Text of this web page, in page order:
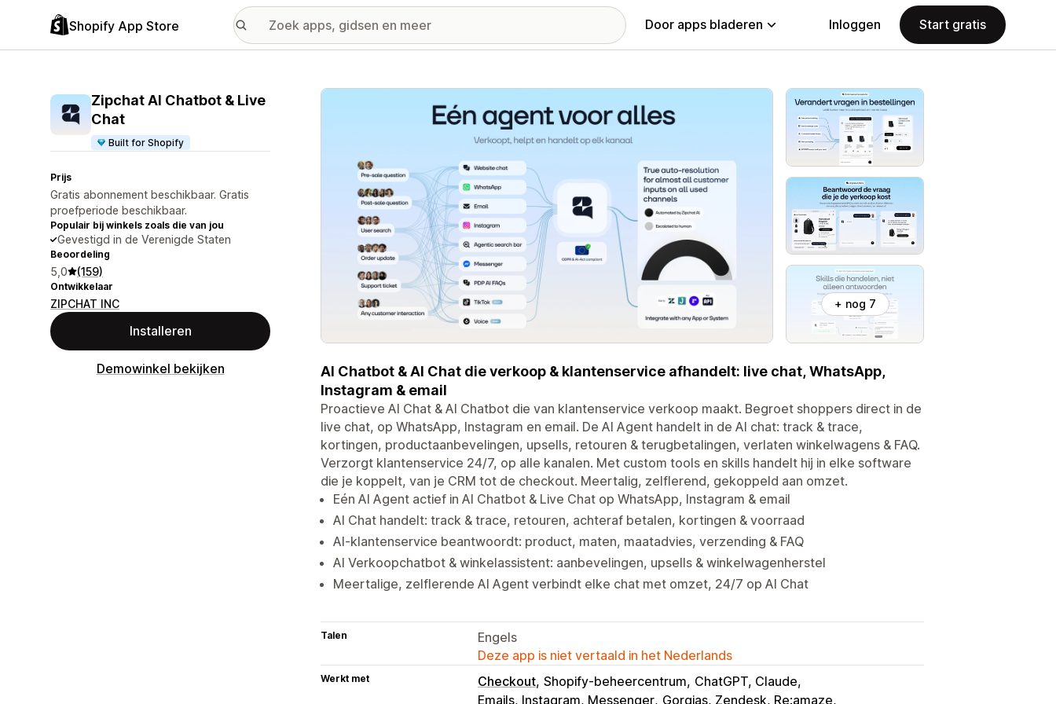
Shopify App Store Door apps bladeren Inloggen Start gratis
Zipchat AI Chatbot & Live
Chat
Built for Shopify
Prijs
Gratis abonnement beschikbaar. Gratis
proefperiode beschikbaar.
Populair bij winkels zoals die van jou
Gevestigd in de Verenigde Staten
Beoordeling
5,0 (159)
Ontwikkelaar
ZIPCHAT INC
Installeren
Demowinkel bekijken
Galerij met uitgelichte afbeeldingen
+ nog 7
AI Chatbot & AI Chat die verkoop & klantenservice afhandelt: live chat, WhatsApp,
Instagram & email
Proactieve AI Chat & AI Chatbot die van klantenservice verkoop maakt. Begroet shoppers direct in de
live chat, op WhatsApp, Instagram en email. De AI Agent handelt in de AI chat: track & trace,
kortingen, productaanbevelingen, upsells, retouren & terugbetalingen, verlaten winkelwagens & FAQ.
Verzorgt klantenservice 24/7, op alle kanalen. Met custom tools en skills handelt hij in elke software
die je koppelt, van je CRM tot de checkout. Meertalig, zelflerend, gekoppeld aan omzet.
Eén AI Agent actief in AI Chatbot & Live Chat op WhatsApp, Instagram & email
AI Chat handelt: track & trace, retouren, achteraf betalen, kortingen & voorraad
AI-klantenservice beantwoordt: product, maten, maatadvies, verzending & FAQ
AI Verkoopchatbot & winkelassistent: aanbevelingen, upsells & winkelwagenherstel
Meertalige, zelflerende AI Agent verbindt elke chat met omzet, 24/7 op AI Chat
Talen
Engels
Deze app is niet vertaald in het Nederlands
Werkt met Checkout Shopify-beheercentrum ChatGPT, Claude
Emails, Instagram, Messenger Gorgias, Zendesk, Re:amaze